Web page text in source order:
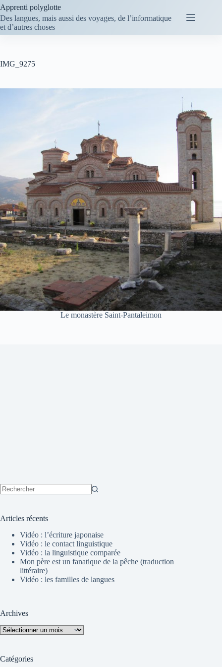
Passer
au
contenu
Apprenti polyglotte
Des langues, mais aussi des voyages, de l’informatique
et d’autres choses
IMG_9275
Le monastère Saint-Pantaleimon
Articles récents
Vidéo : l’écriture japonaise
Vidéo : le contact linguistique
Vidéo : la linguistique comparée
Mon père est un fanatique de la pêche (traduction
littéraire)
Vidéo : les familles de langues
Archives
Archives
Catégories